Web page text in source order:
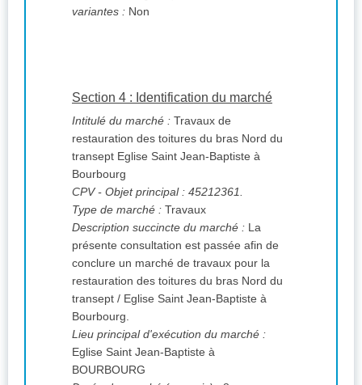
variantes : Non
Section 4 : Identification du marché
Intitulé du marché : Travaux de
restauration des toitures du bras Nord du
transept Eglise Saint Jean-Baptiste à
Bourbourg
CPV- Objet principal : 45212361.
Type de marché : Travaux
Description succincte du marché : La
présente consultation est passée afin de
conclure un marché de travaux pour la
restauration des toitures du bras Nord du
transept / Eglise Saint Jean-Baptiste à
Bourbourg.
Lieu principal d'exécution du marché :
Eglise Saint Jean-Baptiste à
BOURBOURG